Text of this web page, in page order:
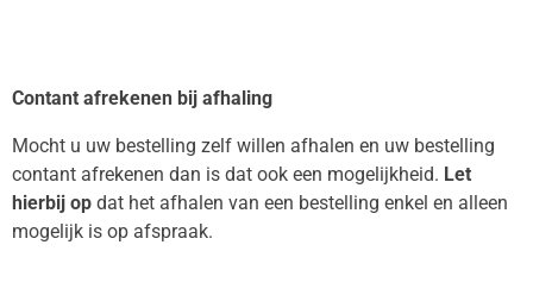
Contant afrekenen bij afhaling
Mocht u uw bestelling zelf willen afhalen en uw bestelling
contant afrekenen dan is dat ook een mogelijkheid. Let
hierbij op dat het afhalen van een bestelling enkel en alleen
mogelijk is op afspraak.